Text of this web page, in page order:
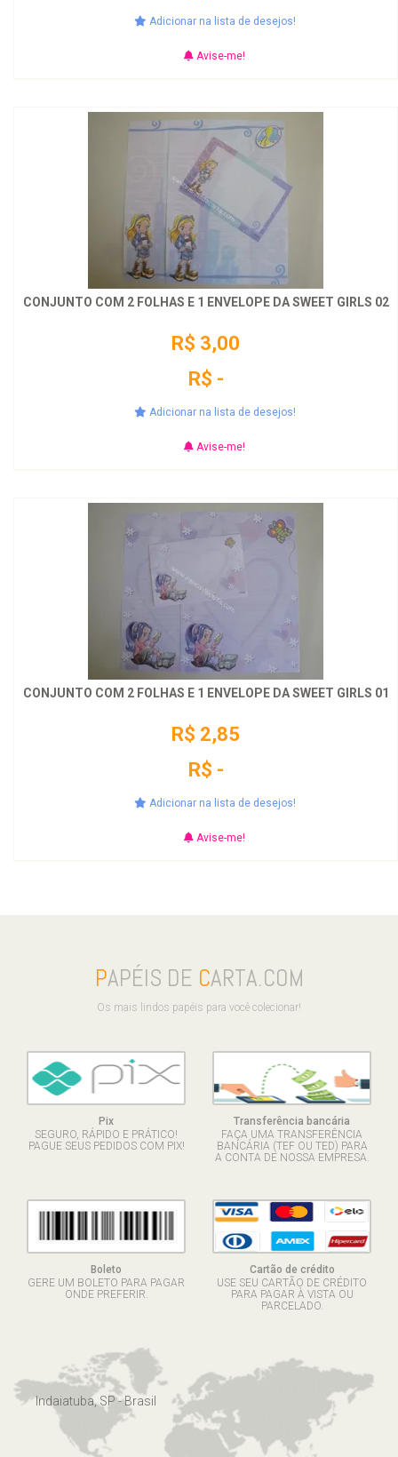
Adicionar na lista de desejos!
Avise-me!
CONJUNTO COM 2 FOLHAS E 1 ENVELOPE DA SWEET GIRLS 02
R$ 3,00
R$ -
Adicionar na lista de desejos!
Avise-me!
CONJUNTO COM 2 FOLHAS E 1 ENVELOPE DA SWEET GIRLS 01
R$ 2,85
R$ -
Adicionar na lista de desejos!
Avise-me!
PAPÉIS DE CARTA.COM
Os mais lindos papéis para você colecionar!
Pix
SEGURO, RÁPIDO E PRÁTICO!
PAGUE SEUS PEDIDOS COM PIX!
Transferência bancária
FAÇA UMA TRANSFERÊNCIA
BANCÁRIA (TEF OU TED) PARA
A CONTA DE NOSSA EMPRESA.
Boleto
GERE UM BOLETO PARA PAGAR
ONDE PREFERIR.
Cartão de crédito
USE SEU CARTÃO DE CRÉDITO
PARA PAGAR À VISTA OU
PARCELADO.
Indaiatuba, SP - Brasil